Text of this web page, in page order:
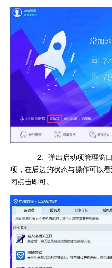
2、弹出启动项管理窗
项，在后边的状态与操作可以
闭点击即可。